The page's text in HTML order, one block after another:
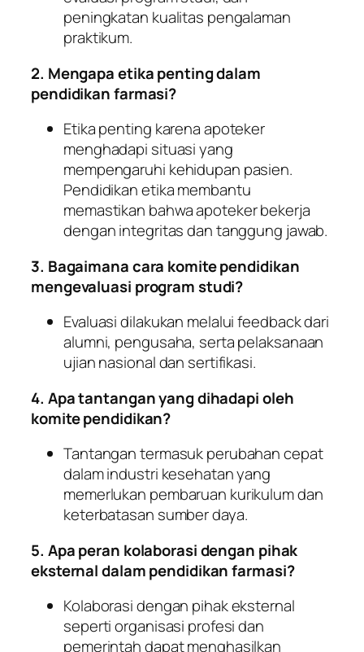
peningkatan kualitas pengalaman
praktikum.
2. Mengapa etika penting dalam
pendidikan farmasi?
Etika penting karena apoteker
menghadapi situasi yang
mempengaruhi kehidupan pasien.
Pendidikan etika membantu
memastikan bahwa apoteker bekerja
dengan integritas dan tanggung jawab.
3. Bagaimana cara komite pendidikan
mengevaluasi program studi?
Evaluasi dilakukan melalui feedback dari
alumni, pengusaha, serta pelaksanaan
ujian nasional dan sertifikasi.
4. Apa tantangan yang dihadapi oleh
komite pendidikan?
Tantangan termasuk perubahan cepat
dalam industri kesehatan yang
memerlukan pembaruan kurikulum dan
keterbatasan sumber daya.
5. Apa peran kolaborasi dengan pihak
eksternal dalam pendidikan farmasi?
Kolaborasi dengan pihak eksternal
seperti organisasi profesi dan
pemerintah dapat menghasilkan